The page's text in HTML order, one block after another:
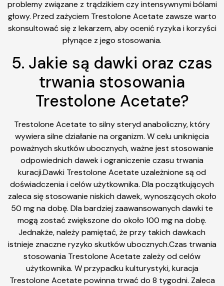
problemy związane z trądzikiem czy intensywnymi bólami
głowy. Przed zażyciem Trestolone Acetate zawsze warto
skonsultować się z lekarzem, aby ocenić ryzyka i korzyści
płynące z jego stosowania.
5. Jakie są dawki oraz czas
trwania stosowania
Trestolone Acetate?
Trestolone Acetate to silny steryd anaboliczny, który
wywiera silne działanie na organizm. W celu uniknięcia
poważnych skutków ubocznych, ważne jest stosowanie
odpowiednich dawek i ograniczenie czasu trwania
kuracji.Dawki Trestolone Acetate uzależnione są od
doświadczenia i celów użytkownika. Dla początkujących
zaleca się stosowanie niskich dawek, wynoszących około
50 mg na dobę. Dla bardziej zaawansowanych dawki te
mogą zostać zwiększone do około 100 mg na dobę.
Jednakże, należy pamiętać, że przy takich dawkach
istnieje znaczne ryzyko skutków ubocznych.Czas trwania
stosowania Trestolone Acetate zależy od celów
użytkownika. W przypadku kulturystyki, kuracja
Trestolone Acetate powinna trwać do 8 tygodni. Zaleca